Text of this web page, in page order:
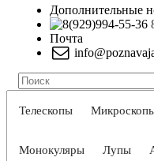
Дополнительные
Почта
Телескопы
Монокуляры Лупы